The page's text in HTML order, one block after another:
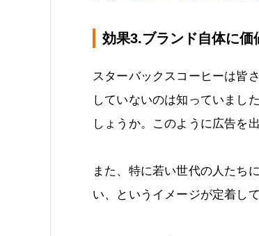
効果3.ブランド自体に
スターバックスコーヒーは皆
していないのは知っていまし
しょうか。このように広告を
また、特に若い世代の人たち
い、というイメージが定着して